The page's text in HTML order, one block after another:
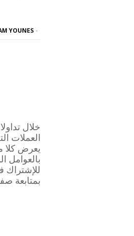
YOUNES
خلال
العملات
يعرض كلا
بالعوامل
للإشتراك
بمتابعة